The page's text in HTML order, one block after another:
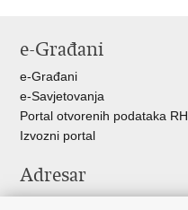
FacebookuTwitteru
e-Građani
e-Građani
e-Savjetovanja
Portal otvorenih podataka RH
Izvozni portal
Adresar